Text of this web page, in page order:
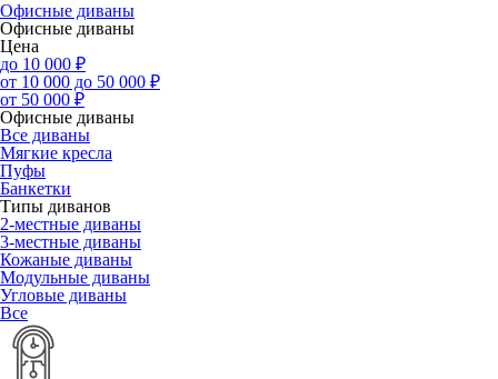
Офисные диваны
Офисные диваны
Цена
до 10 000 ₽
от 10 000 до 50 000 ₽
от 50 000 ₽
Офисные диваны
Все диваны
Мягкие кресла
Пуфы
Банкетки
Типы диванов
2-местные диваны
3-местные диваны
Кожаные диваны
Модульные диваны
Угловые диваны
Все